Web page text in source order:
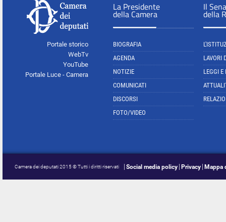
Portale storico
WebTv
YouTube
Portale Luce - Camera
La Presidente
della Camera
BIOGRAFIA
AGENDA
NOTIZIE
COMUNICATI
DISCORSI
FOTO/VIDEO
Il
della
LAVORI
LEGGI E
Camera dei deputati 2015 © Tutti i diritti riservati Social media policy Privacy Mappa